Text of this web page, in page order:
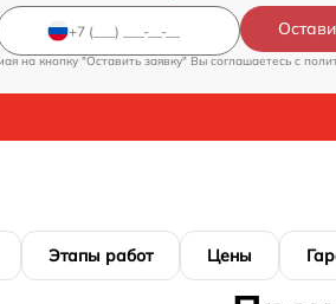
на кнопку "Оставить заявку" Вы соглашаетесь c
Этапы работ Цены